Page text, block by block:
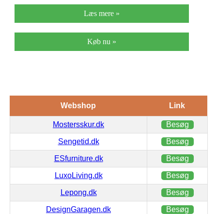
Læs mere »
Køb nu »
Webshop Link
Mostersskur.dk Besøg
Sengetid.dk Besøg
ESfurniture.dk Besøg
LuxoLiving.dk Besøg
Lepong.dk Besøg
DesignGaragen.dk Besøg